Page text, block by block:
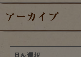
アーカイブ